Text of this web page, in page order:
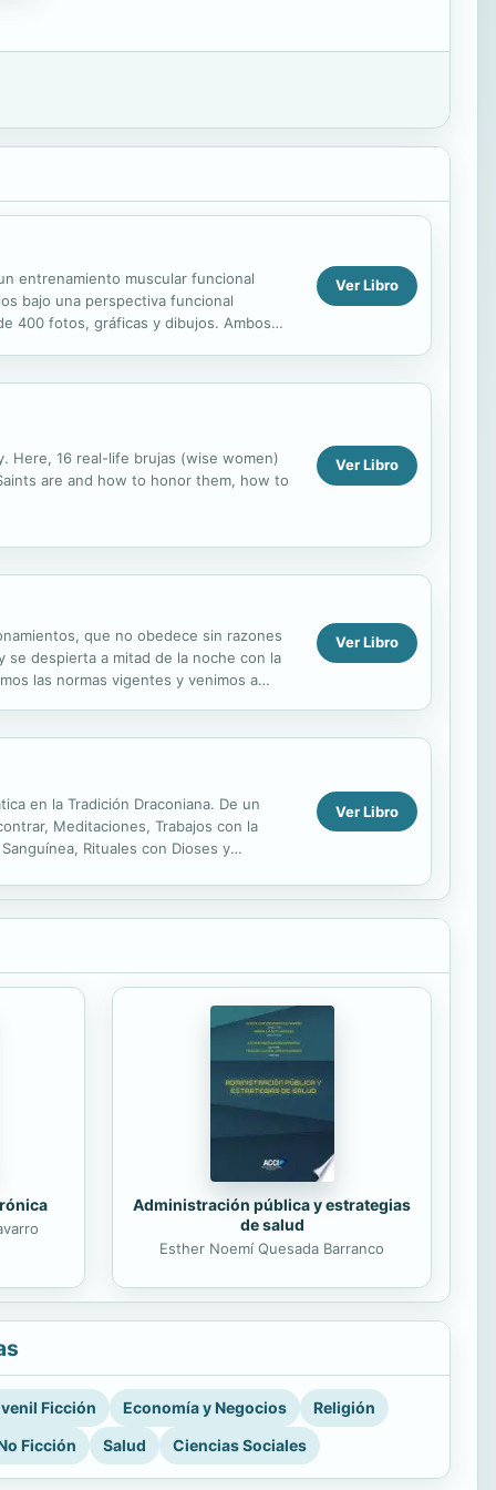
entrenamiento muscular funcional
bajo una perspectiva funcional
400 fotos, gráficas y dibujos. Ambos
Ver Libro
Here, 16 real-life brujas (wise women)
are and how to honor them, how to
Ver Libro
que no obedece sin razones
se despierta a mitad de la noche con la
las normas vigentes y venimos a
Ver Libro
en la Tradición Draconiana. De un
Meditaciones, Trabajos con la
Rituales con Dioses y
Ver Libro
Administración pública y estrategias
de salud
Esther Noemí Quesada Barranco
Ficción Economía y Negocios
Religión
Ficción
Salud Ciencias Sociales